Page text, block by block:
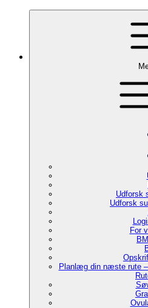
Udforsk
Udforsk
For
Planlæg din næste rute